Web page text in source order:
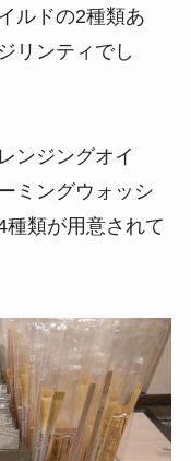
ルドの2種類あ
リンティでし
ンジングオイ
ミングウォッシ
種類が用意されて